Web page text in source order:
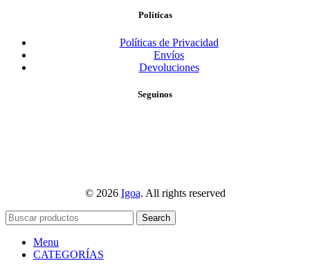
Políticas
Políticas de Privacidad
Envíos
Devoluciones
Seguinos
© 2026 Igoa. All rights reserved
Search
Menu
CATEGORÍAS